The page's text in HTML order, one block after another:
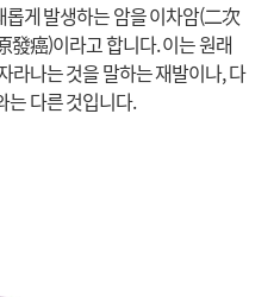
게 발생하는 암을 이차암(二次
發癌)이라고 합니다. 이는 원래
라나는 것을 말하는 재발이나, 다
는 다른 것입니다.